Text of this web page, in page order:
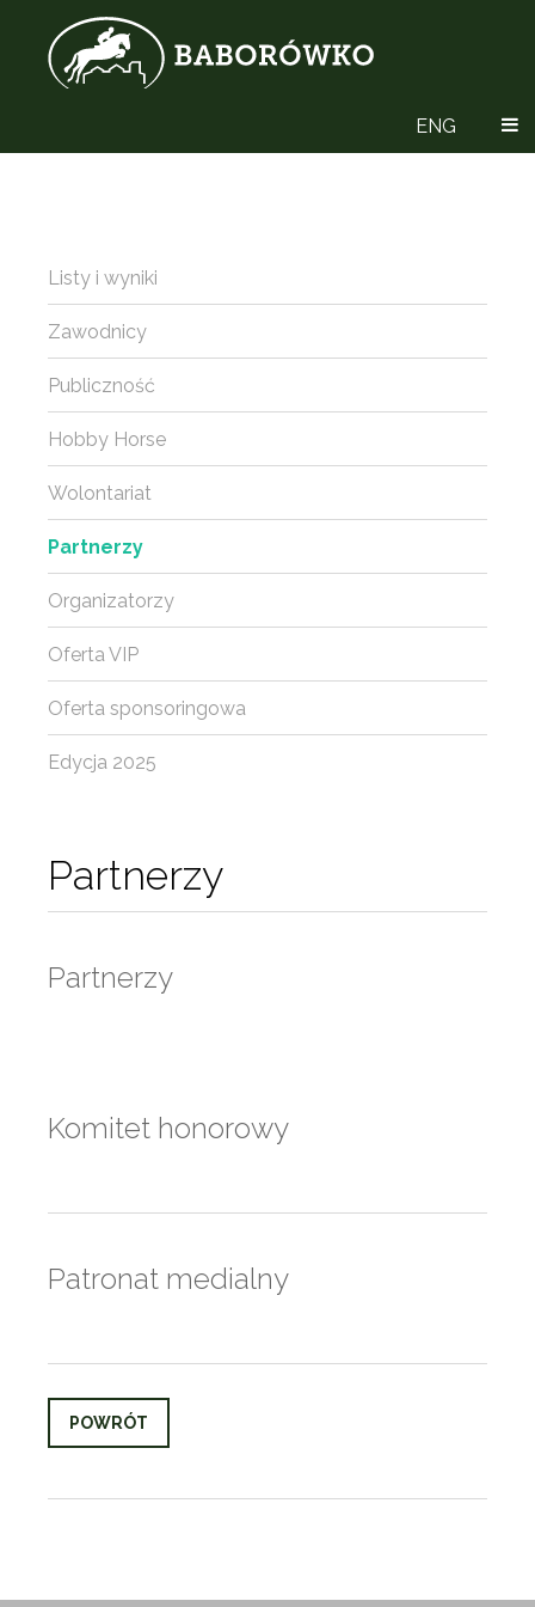
ENG
Partnerzy
Partnerzy
Komitet honorowy
Patronat medialny
POWRÓT
Listy i wyniki
Zawodnicy
Publiczność
Hobby Horse
Wolontariat
Partnerzy
Organizatorzy
Oferta VIP
Oferta sponsoringowa
Edycja 2025